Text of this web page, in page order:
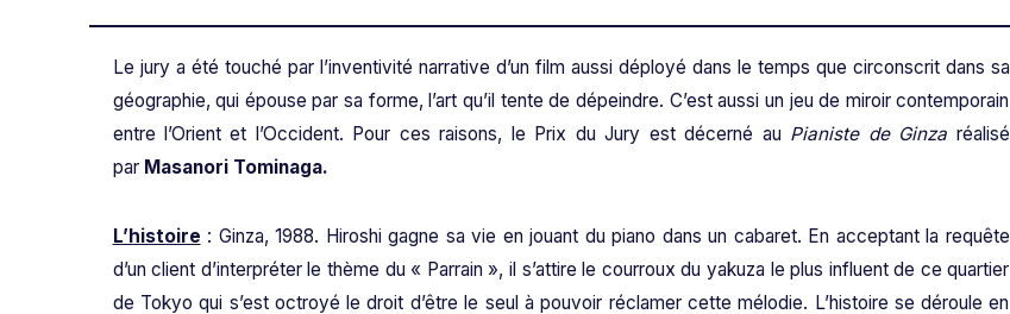
Le jury a été touché par l’inventivité narrative d’un film aussi déployé dans le temps que circonscrit dans sa
géographie, qui épouse par sa forme, l’art qu’il tente de dépeindre. C’est aussi un jeu de miroir contemporain
entre l’Orient et l’Occident. Pour ces raisons, le Prix du Jury est décerné au Pianiste de Ginza réalisé
par Masanori Tominaga.
L’histoire : Ginza, 1988. Hiroshi gagne sa vie en jouant du piano dans un cabaret. En acceptant la requête
d’un client d’interpréter le thème du « Parrain », il s’attire le courroux du yakuza le plus influent de ce quartier
de Tokyo qui s’est octroyé le droit d’être le seul à pouvoir réclamer cette mélodie. L’histoire se déroule en